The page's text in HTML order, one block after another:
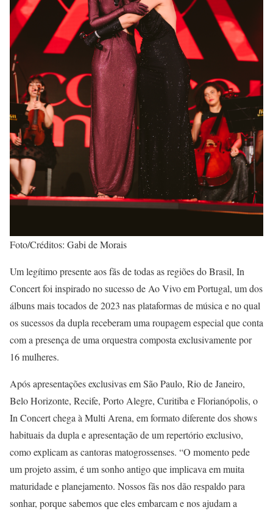
Foto/Créditos: Gabi de Morais
Um legítimo presente aos fãs de todas as regiões do Brasil, In
Concert foi inspirado no sucesso de Ao Vivo em Portugal, um dos
álbuns mais tocados de 2023 nas plataformas de música e no qual
os sucessos da dupla receberam uma roupagem especial que conta
com a presença de uma orquestra composta exclusivamente por
16 mulheres.
Após apresentações exclusivas em São Paulo, Rio de Janeiro,
Belo Horizonte, Recife, Porto Alegre, Curitiba e Florianópolis, o
In Concert chega à Multi Arena, em formato diferente dos shows
habituais da dupla e apresentação de um repertório exclusivo,
como explicam as cantoras matogrossenses. “O momento pede
um projeto assim, é um sonho antigo que implicava em muita
maturidade e planejamento. Nossos fãs nos dão respaldo para
sonhar, porque sabemos que eles embarcam e nos ajudam a